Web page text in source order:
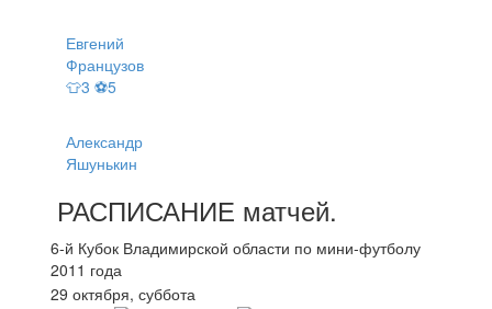
Евгений
Французов
👕3 ⚽5
Александр
Яшунькин
РАСПИСАНИЕ матчей.
6-й Кубок Владимирской области по мини-футболу
2011 года
29 октября, суббота